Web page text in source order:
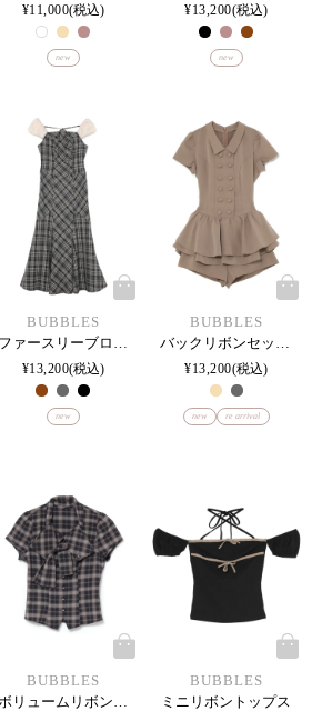
¥11,000 税込
new
¥13,200 税込
new
BUBBLES
¥13,200 税込
new
BUBBLES
¥13,200 税込
new re arrival
BUBBLES
BUBBLES
ミニリボントップス